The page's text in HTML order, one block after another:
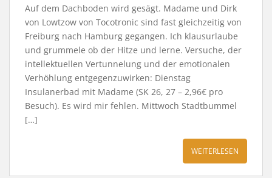
Auf dem Dachboden wird gesägt. Madame und Dirk
von Lowtzow von Tocotronic sind fast gleichzeitig von
Freiburg nach Hamburg gegangen. Ich klausurlaube
und grummele ob der Hitze und lerne. Versuche, der
intellektuellen Vertunnelung und der emotionalen
Verhöhlung entgegenzuwirken: Dienstag
Insulanerbad mit Madame (SK 26, 27 – 2,96€ pro
Besuch). Es wird mir fehlen. Mittwoch Stadtbummel
[…]
WEITERLESEN